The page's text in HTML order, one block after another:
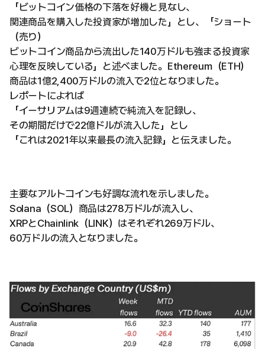
「ビットコイン価格の下落を好機と見なし、
関連商品を購入した投資家が増加した」とし、「ショート
（売り）
ビットコイン商品から流出した140万ドルも強まる投資家
心理を反映している」と述べました。Ethereum（ETH）
商品は1億2,400万ドルの流入で2位となりました。
レポートによれば
「イーサリアムは9週連続で純流入を記録し、
その期間だけで22億ドルが流入した」とし
「これは2021年以来最長の流入記録」と伝えました。
主要なアルトコインも好調な流れを示しました。
Solana（SOL）商品は278万ドルが流入し、
XRPとChainlink（LINK）はそれぞれ269万ドル、
60万ドルの流入となりました。